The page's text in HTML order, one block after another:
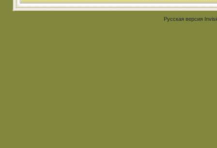
Русская версия